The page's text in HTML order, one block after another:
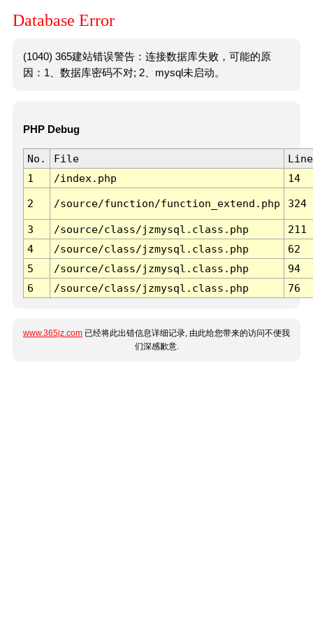
Database Error
(1040) 365建站错误警告：连接数据库失败，可能的原
因：1、数据库密码不对; 2、mysql未启动。
PHP Debug
No. File
Line
1
/index.php 14
2 /source/function/function_extend.php 324
3 /source/class/jzmysql.class.php
211
4
/source/class/jzmysql.class.php
62
5
/source/class/jzmysql.class.php
94
6
/source/class/jzmysql.class.php 76
www.365jz.com 已经将此出错信息详细记录, 由此给您带来的访问不便我
们深感歉意.